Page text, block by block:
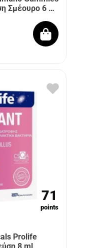
Σμέουρο 6 …
71
points
Prolife